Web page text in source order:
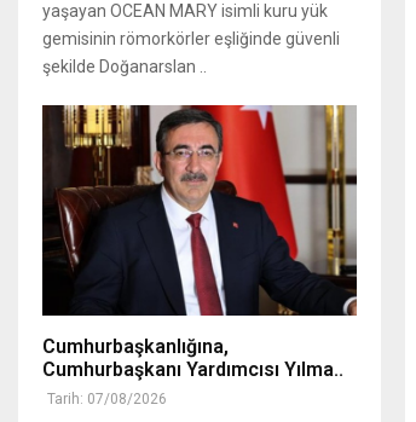
yaşayan OCEAN MARY isimli kuru yük
gemisinin römorkörler eşliğinde güvenli
şekilde Doğanarslan ..
Cumhurbaşkanlığına,
Cumhurbaşkanı Yardımcısı Yılma..
Tarih: 07/08/2026